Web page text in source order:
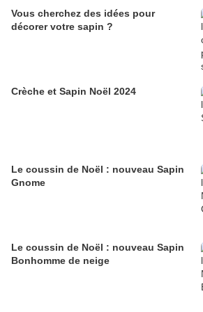
Vous cherchez des idées pour
décorer votre sapin ?
Crèche et Sapin Noël 2024
Le coussin de Noël : nouveau Sapin
Gnome
Le coussin de Noël : nouveau Sapin
Bonhomme de neige